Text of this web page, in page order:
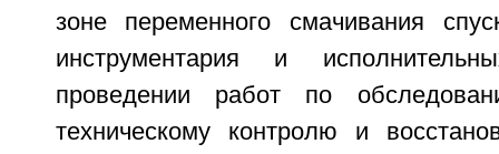
зоне переменного смачивания
инструментария и
проведении работ по
техническому контролю и